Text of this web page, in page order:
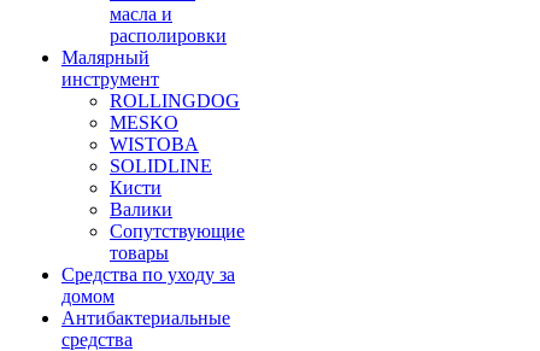
масла и
располировки
Малярный
инструмент
ROLLINGDOG
MESKO
WISTOBA
SOLIDLINE
Кисти
Валики
Сопутствующие
товары
Средства по уходу за
домом
Антибактериальные
средства